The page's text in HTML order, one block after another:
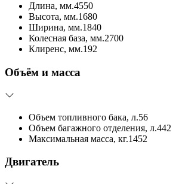
Длина, мм.4550
Высота, мм.1680
Ширина, мм.1840
Колесная база, мм.2700
Клиренс, мм.192
Объём и масса
Объем топливного бака, л.56
Объем багажного отделения, л.442
Максимальная масса, кг.1452
Двигатель